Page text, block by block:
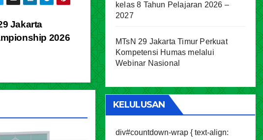
Jakarta
2026
kelas 8 Tahun Pelajaran 2026 –
2027
MTsN 29 Jakarta Timur Perkuat
Kompetensi Humas melalui
Webinar Nasional
KELULUSAN
div#countdown-wrap { text-align: